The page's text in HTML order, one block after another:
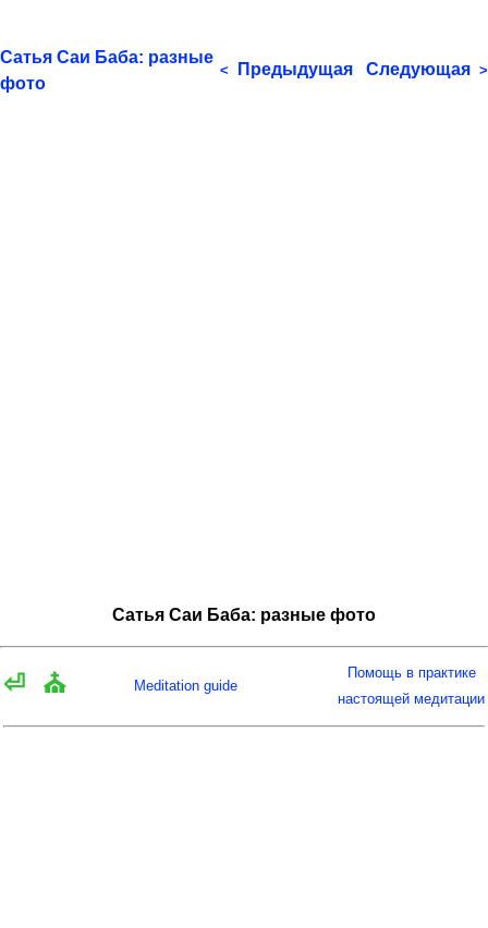
Сатья Саи Баба: разные
фото
< Предыдущая Следующая >
Сатья Саи Баба: разные фото
⏎ ⛪ Meditation guide
Помощь в практике
настоящей медитации